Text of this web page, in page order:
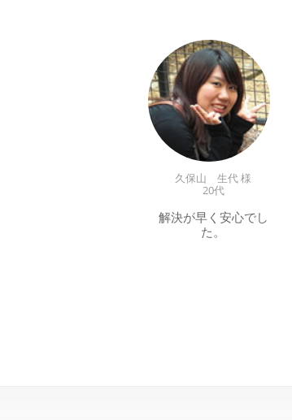
久保山 生代 様
20代
解決が早く安心でし
た。